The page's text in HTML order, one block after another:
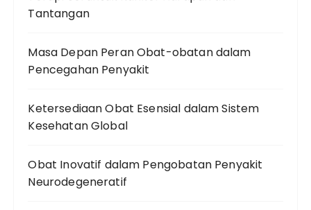
Tantangan
Masa Depan Peran Obat-obatan dalam
Pencegahan Penyakit
Ketersediaan Obat Esensial dalam Sistem
Kesehatan Global
Obat Inovatif dalam Pengobatan Penyakit
Neurodegeneratif